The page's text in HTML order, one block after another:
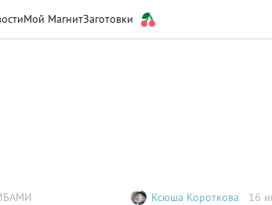
Мой МагнитЗаготовки
Ксюша Короткова 16